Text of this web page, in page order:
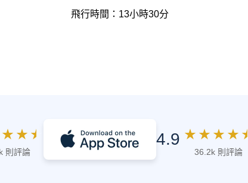
飛行時間：13小時30分
★ ★ ★
則評論
4.9 ★ ★ ★ ★ ★
36.2k 則評論